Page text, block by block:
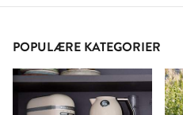
POPULÆRE KATEGORIER